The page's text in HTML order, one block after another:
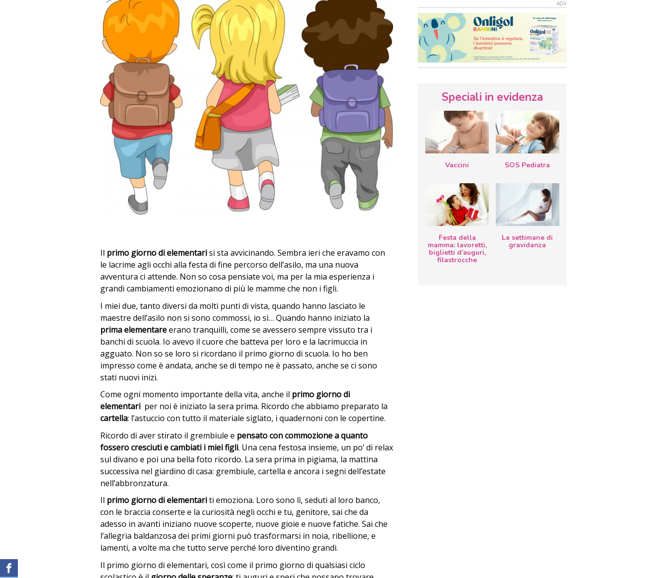
Il primo giorno di elementarisi sta avvicinando. Sembra ieri che eravamo con
le lacrime agli occhi alla festa di fine percorso dell’asilo, ma una nuova
avventura ci attende. Non so cosa pensiate voi, ma per la mia esperienza i
grandi cambiamenti emozionano di più le mamme che non i figli.
I miei due, tanto diversi da molti punti di vista, quando hanno lasciato le
maestre dell’asilo non si sono commossi, io sì… Quando hanno iniziato la
prima elementareerano tranquilli, come se avessero sempre vissuto tra i
banchi di scuola. Io avevo il cuore che batteva per loro e la lacrimuccia in
agguato. Non so se loro si ricordano il primo giorno di scuola. Io ho ben
impresso come è andata, anche se di tempo ne è passato, anche se ci sono
stati nuovi inizi.
Come ogni momento importante della vita, anche il primo giorno di
elementari per noi è iniziato la sera prima. Ricordo che abbiamo preparato la
cartella: l’astuccio con tutto il materiale siglato, i quadernoni con le copertine.
Ricordo di aver stirato il grembiule e pensato con commozione a quanto
fossero cresciuti e cambiati i miei figli. Una cena festosa insieme, un po’ di relax
sul divano e poi una bella foto ricordo. La sera prima in pigiama, la mattina
successiva nel giardino di casa: grembiule, cartella e ancora i segni dell’estate
nell’abbronzatura.
Il primo giorno di elementariti emoziona. Loro sono lì, seduti al loro banco,
con le braccia conserte e la curiosità negli occhi e tu, genitore, sai che da
adesso in avanti iniziano nuove scoperte, nuove gioie e nuove fatiche. Sai che
l’allegria baldanzosa dei primi giorni può trasformarsi in noia, ribellione, e
lamenti, a volte ma che tutto serve perché loro diventino grandi.
Il primo giorno di elementari, così come il primo giorno di qualsiasi ciclo
Speciali in evidenza
Vaccini SOS Pediatra
Festa della
mamma: lavoretti,
biglietti d’auguri,
filastrocche
Le settimane di
gravidanza